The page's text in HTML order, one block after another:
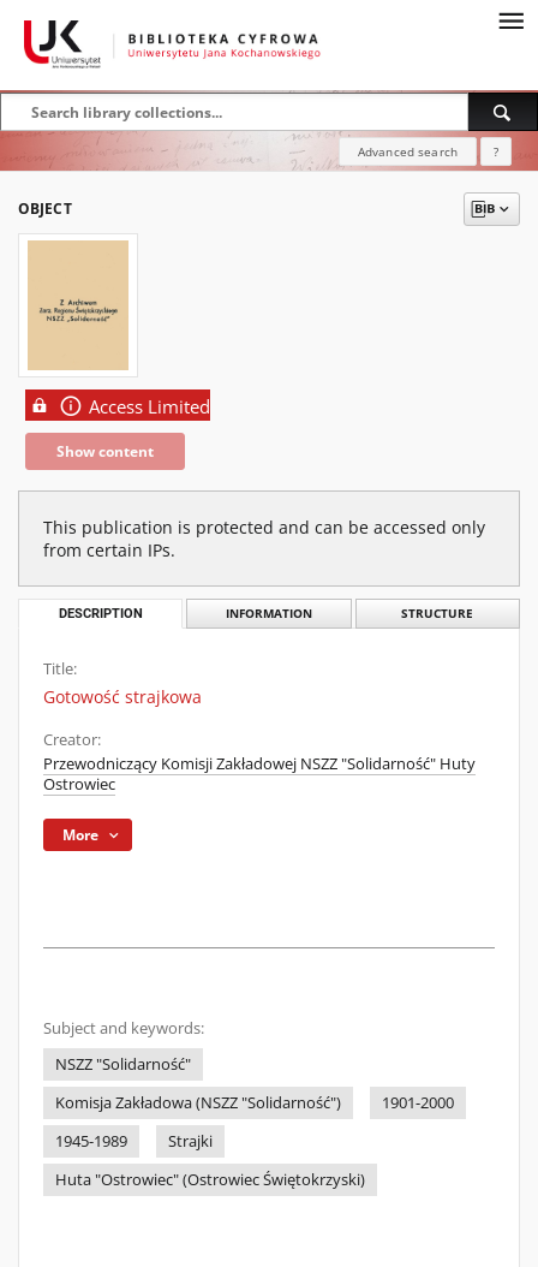
Advanced search ?
OBJECT
Access Limited
Show content
This publication is protected and can be accessed only
from certain IPs.
DESCRIPTION INFORMATION STRUCTURE
Title:
Gotowość strajkowa
Creator:
Przewodniczący Komisji Zakładowej NSZZ "Solidarność" Huty
Ostrowiec
More
Subject and keywords:
NSZZ "Solidarność"
Komisja Zakładowa (NSZZ "Solidarność")
1901-2000
1945-1989
Strajki
Huta "Ostrowiec" (Ostrowiec Świętokrzyski)